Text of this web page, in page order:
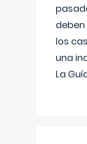
los
una
La